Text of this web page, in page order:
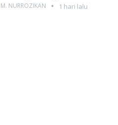
M. NURROZIKAN 1 hari lalu